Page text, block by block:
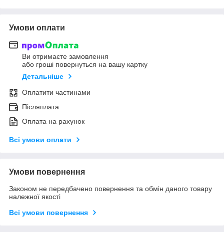
Умови оплати
Ви отримаєте замовлення
або гроші повернуться на вашу картку
Детальніше
Оплатити частинами
Післяплата
Оплата на рахунок
Всі умови оплати
Умови повернення
Законом не передбачено повернення та обмін даного товару
належної якості
Всі умови повернення